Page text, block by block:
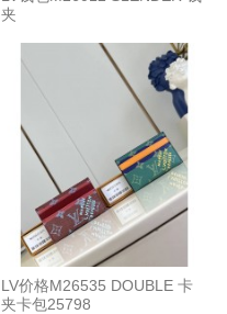
夹
LV价格M26535 DOUBLE 卡
夹卡包25798